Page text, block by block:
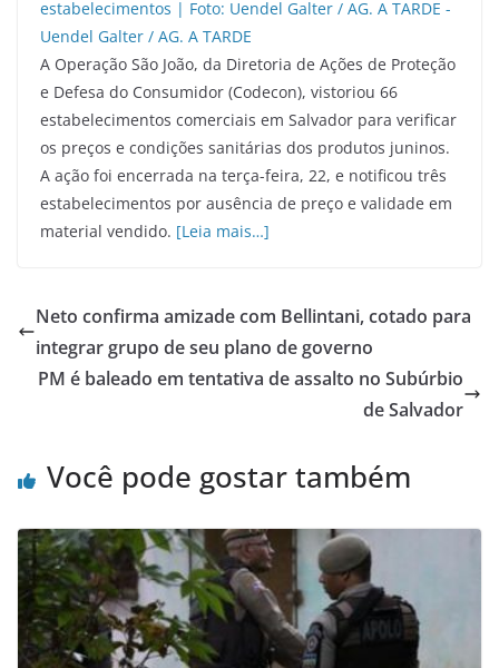
A Operação São João, da Diretoria de Ações de Proteção
e Defesa do Consumidor (Codecon), vistoriou 66
estabelecimentos comerciais em Salvador para verificar
os preços e condições sanitárias dos produtos juninos.
A ação foi encerrada na terça-feira, 22, e notificou três
estabelecimentos por ausência de preço e validade em
material vendido. [Leia mais…]
Neto confirma amizade com Bellintani, cotado para
integrar grupo de seu plano de governo
PM é baleado em tentativa de assalto no Subúrbio
de Salvador
Você pode gostar também